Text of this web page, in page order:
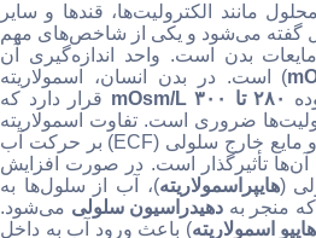
مانند الکترولیت‌ها، قندها و سایر
گفته می‌شود و یکی از شاخص‌های مهم
بدن است. واحد اندازه‌گیری آن
) است. در بدن انسان، اسمولاریته
۲۸۰ تا ۳۰۰ mOsm/L
قرار دارد که
ضروری است. تفاوت اسمولاریته
بین مایع داخل سلولی (ICF) و مایع خارج سلولی (ECF) بر حرکت آب
تأثیرگذار است. در صورت افزایش
(هایپراسمولاریته)، آب از سلول‌ها به
منجر به دهیدراسیون سلولی می‌شود.
هایپو اسمولاریته) باعث ورود آب به داخل